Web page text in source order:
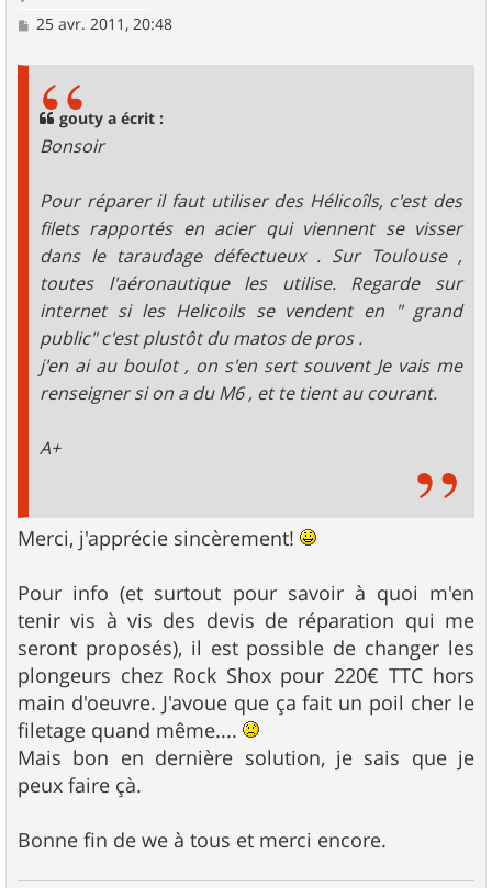
M
25 avr. 2011, 20:48
gouty a écrit :
Bonsoir
Pour réparer il faut utiliser des Hélicoîls, c'est des
filets rapportés en acier qui viennent se visser
dans le taraudage défectueux . Sur Toulouse ,
toutes l'aéronautique les utilise. Regarde sur
internet si les Helicoils se vendent en " grand
public" c'est plustôt du matos de pros .
j'en ai au boulot , on s'en sert souvent Je vais me
renseigner si on a du M6 , et te tient au courant.
A+
Merci, j'apprécie sincèrement!
Pour info (et surtout pour savoir à quoi m'en
tenir vis à vis des devis de réparation qui me
seront proposés), il est possible de changer les
plongeurs chez Rock Shox pour 220€ TTC hors
main d'oeuvre. J'avoue que ça fait un poil cher le
filetage quand même....
Mais bon en dernière solution, je sais que je
peux faire çà.
Bonne fin de we à tous et merci encore.